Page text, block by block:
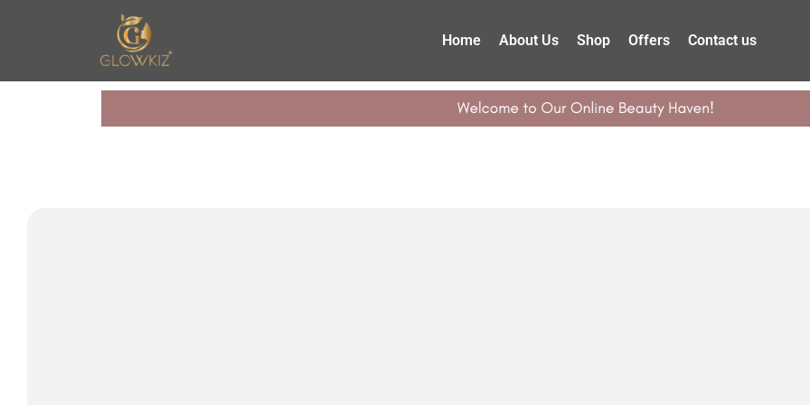
Home About Us Shop Offers Contact us